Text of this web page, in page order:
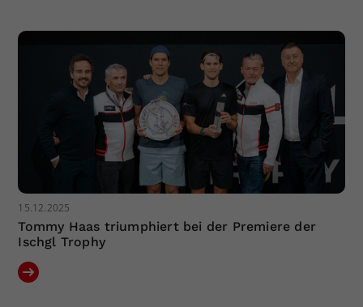
15.12.2025
Tommy Haas triumphiert bei der Premiere der
Ischgl Trophy
Zweck
zufällig generierte ID, für die
historische Speicherung Ihrer
vorgenommen Einstellungen, falls der
Webseiten-Betreiber dies eingestellt
hat.